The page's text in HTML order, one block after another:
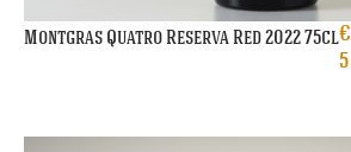
Montgras Quatro Reserva Red 2022 75cl€
5